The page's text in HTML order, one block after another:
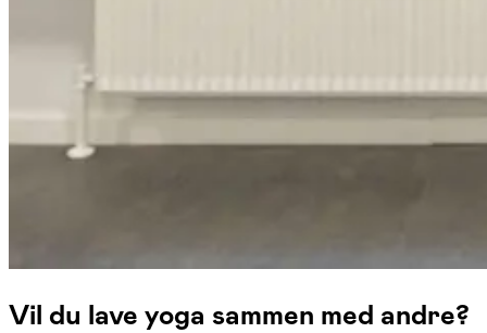
Vil du lave yoga sammen med andre?